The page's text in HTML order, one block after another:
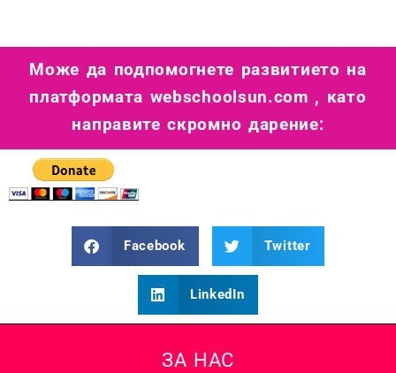
Може да подпомогнете развитието на
платформата webschoolsun.com , като
направите скромно дарение:
Facebook Twitter
LinkedIn
ЗА НАС